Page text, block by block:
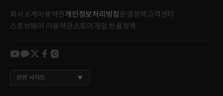
회사소개 이용약관개인정보처리방침 운영정책고객센터
스토브페이 이용약관스토어게임 반품정책
youtube
kakao
twitter
facebook
instagram
관련 사이트